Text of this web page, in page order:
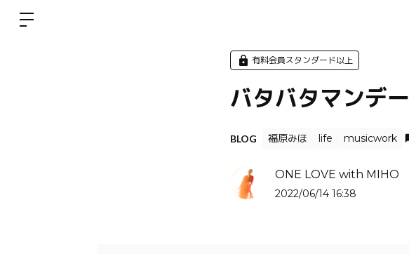
有料会員スタンダード以上
バタバタマンデー
BLOG 福原みほ life musicwork
ONE LOVE with MIHO
2022/06/14 16:38